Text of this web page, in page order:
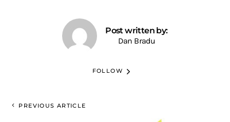
Post written by:
Dan Bradu
FOLLOW
PREVIOUS ARTICLE